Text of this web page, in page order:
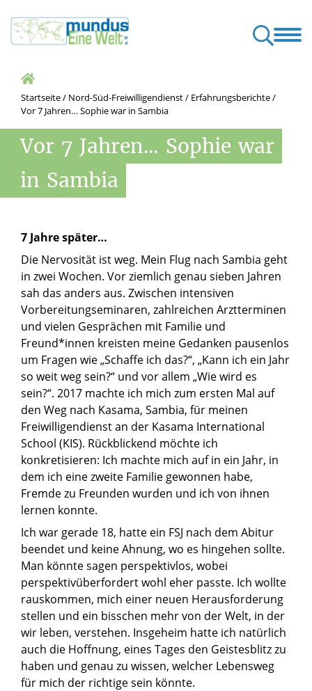
Startseite/ Nord-Süd-Freiwilligendienst/ Erfahrungsberichte/
Vor 7 Jahren… Sophie war in Sambia
Vor 7 Jahren... Sophie war
in Sambia
7 Jahre später…
Die Nervosität ist weg. Mein Flug nach Sambia geht
in zwei Wochen. Vor ziemlich genau sieben Jahren
sah das anders aus. Zwischen intensiven
Vorbereitungseminaren, zahlreichen Arztterminen
und vielen Gesprächen mit Familie und
Freund*innen kreisten meine Gedanken pausenlos
um Fragen wie „Schaffe ich das?“, „Kann ich ein Jahr
so weit weg sein?“ und vor allem „Wie wird es
sein?“. 2017 machte ich mich zum ersten Mal auf
den Weg nach Kasama, Sambia, für meinen
Freiwilligendienst an der Kasama International
School (KIS). Rückblickend möchte ich
konkretisieren: Ich machte mich auf in ein Jahr, in
dem ich eine zweite Familie gewonnen habe,
Fremde zu Freunden wurden und ich von ihnen
lernen konnte.
Ich war gerade 18, hatte ein FSJ nach dem Abitur
beendet und keine Ahnung, wo es hingehen sollte.
Man könnte sagen perspektivlos, wobei
perspektivüberfordert wohl eher passte. Ich wollte
rauskommen, mich einer neuen Herausforderung
stellen und ein bisschen mehr von der Welt, in der
wir leben, verstehen. Insgeheim hatte ich natürlich
auch die Hoffnung, eines Tages den Geistesblitz zu
haben und genau zu wissen, welcher Lebensweg
für mich der richtige sein könnte.